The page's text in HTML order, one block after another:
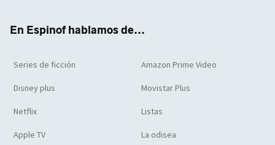
En Espinof hablamos de...
Series de ficción Amazon Prime Video
Disney plus Movistar Plus
Netflix Listas
Apple TV La odisea